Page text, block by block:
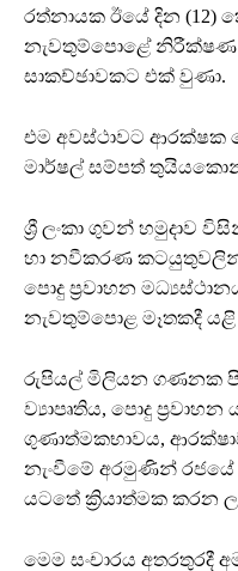
රත්නායක ඊයේ දින
නැවතුම්පොළේ නිරීක්ෂණ
සාකච්ඡාවකට එක් වුණා.
එම අවස්ථාවට ආරක්ෂක
මාර්ෂල් සම්පත්
ශ්‍රී ලංකා ගුවන් හමුදාව
හා නවීකරණ කටයුතුවලින්
පොදු ප්‍රවාහන
නැවතුම්පොළ මෑතකදී යළි
රුපියල් මිලියන ගණනක
ව්‍යාපෘතිය, පොදු
ගුණාත්මකභාවය,
නැංවීමේ අරමුණින් රජයේ
යටතේ ක්‍රියාත්මක කරන
මෙම සංචාරය අතරතුරදී